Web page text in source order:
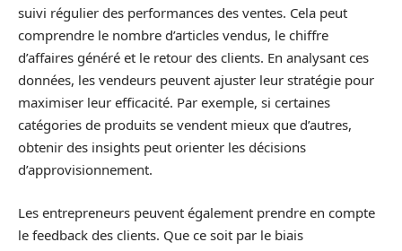
suivi régulier des performances des ventes. Cela peut
comprendre le nombre d’articles vendus, le chiffre
d’affaires généré et le retour des clients. En analysant ces
données, les vendeurs peuvent ajuster leur stratégie pour
maximiser leur efficacité. Par exemple, si certaines
catégories de produits se vendent mieux que d’autres,
obtenir des insights peut orienter les décisions
d’approvisionnement.
Les entrepreneurs peuvent également prendre en compte
le feedback des clients. Que ce soit par le biais